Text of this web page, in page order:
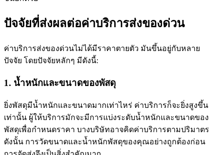
ปัจจัยที่ส่งผลต่อค่าบริการส่งของด่วน
ค่าบริการส่งของด่วนไม่ได้มีราคาตายตัว มันขึ้นอยู่กับหลาย
ปัจจัย โดยปัจจัยหลักๆ มีดังนี้:
1. น้ำหนักและขนาดของพัสดุ
ยิ่งพัสดุมีน้ำหนักและขนาดมากเท่าไหร่ ค่าบริการก็จะยิ่งสูงขึ้น
เท่านั้น ผู้ให้บริการมักจะมีการแบ่งระดับน้ำหนักและขนาดของ
พัสดุเพื่อกำหนดราคา บางบริษัทอาจคิดค่าบริการตามปริมาตร
ดังนั้น การวัดขนาดและน้ำหนักพัสดุของคุณอย่างถูกต้องก่อน